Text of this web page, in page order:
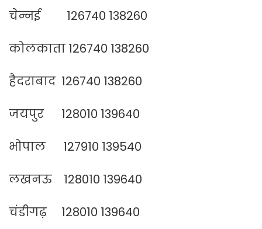
चेन्नई 126740 138260
कोलकाता 126740 138260
हैदराबाद 126740 138260
जयपुर 128010 139640
भोपाल 127910 139540
लखनऊ 128010 139640
चंडीगढ़ 128010 139640